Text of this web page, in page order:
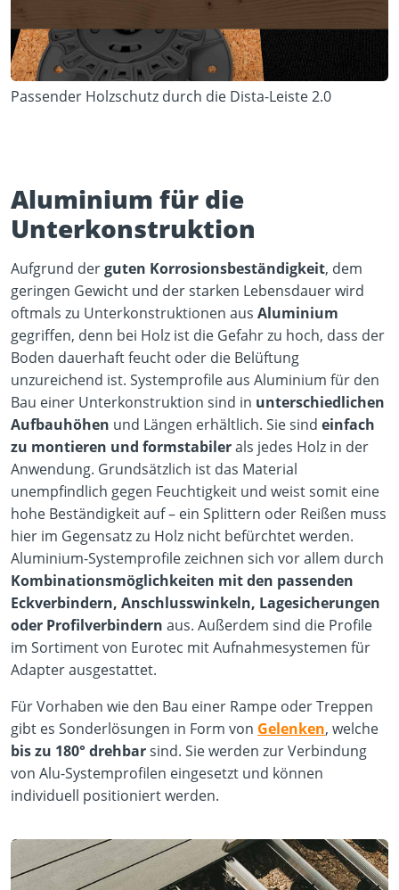
Passender Holzschutz durch die Dista-Leiste 2.0
Aluminium für die
Unterkonstruktion
Aufgrund derguten Korrosionsbeständigkeit, dem
geringen Gewicht und der starken Lebensdauer wird
oftmals zu Unterkonstruktionen aus Aluminium
gegriffen, denn bei Holz ist die Gefahr zu hoch, dass der
Boden dauerhaft feucht oder die Belüftung
unzureichend ist. Systemprofile aus Aluminium für den
Bau einer Unterkonstruktion sind in unterschiedlichen
Aufbauhöhen und Längen erhältlich. Sie sind einfach
zu montieren und formstabilerals jedes Holz in der
Anwendung. Grundsätzlich ist das Material
unempfindlich gegen Feuchtigkeit und weist somit eine
hohe Beständigkeit auf – ein Splittern oder Reißen muss
hier im Gegensatz zu Holz nicht befürchtet werden.
Aluminium-Systemprofile zeichnen sich vor allem durch
Kombinationsmöglichkeiten mit den passenden
Eckverbindern, Anschlusswinkeln, Lagesicherungen
oder Profilverbindern aus. Außerdem sind die Profile
im Sortiment von Eurotec mit Aufnahmesystemen für
Adapter ausgestattet.
Für Vorhaben wie den Bau einer Rampe oder Treppen
gibt es Sonderlösungen in Form von Gelenken, welche
bis zu 180° drehbarsind. Sie werden zur Verbindung
von Alu-Systemprofilen eingesetzt und können
individuell positioniert werden.